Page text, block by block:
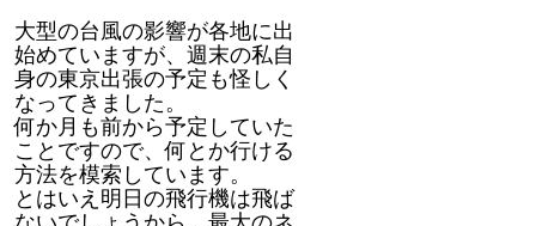
大型の台風の影響が各地に出
始めていますが、週末の私自
身の東京出張の予定も怪しく
なってきました。
何か月も前から予定していた
ことですので、何とか行ける
方法を模索しています。
とはいえ明日の飛行機は飛ば